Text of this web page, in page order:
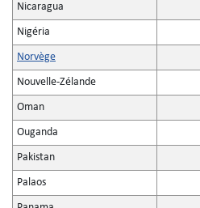
Nicaragua
Nigéria
Norvège
Nouvelle-Zélande
Oman
Ouganda
Pakistan
Palaos